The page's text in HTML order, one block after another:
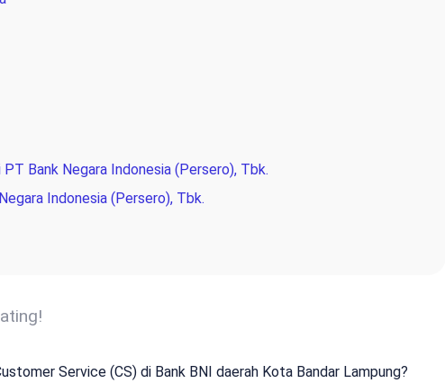
PT Bank Negara Indonesia (Persero), Tbk.
Indonesia (Persero), Tbk.
Service (CS) di Bank BNI daerah Kota Bandar Lampung?